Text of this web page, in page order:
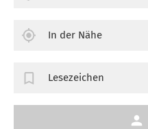
In der Nähe
Lesezeichen